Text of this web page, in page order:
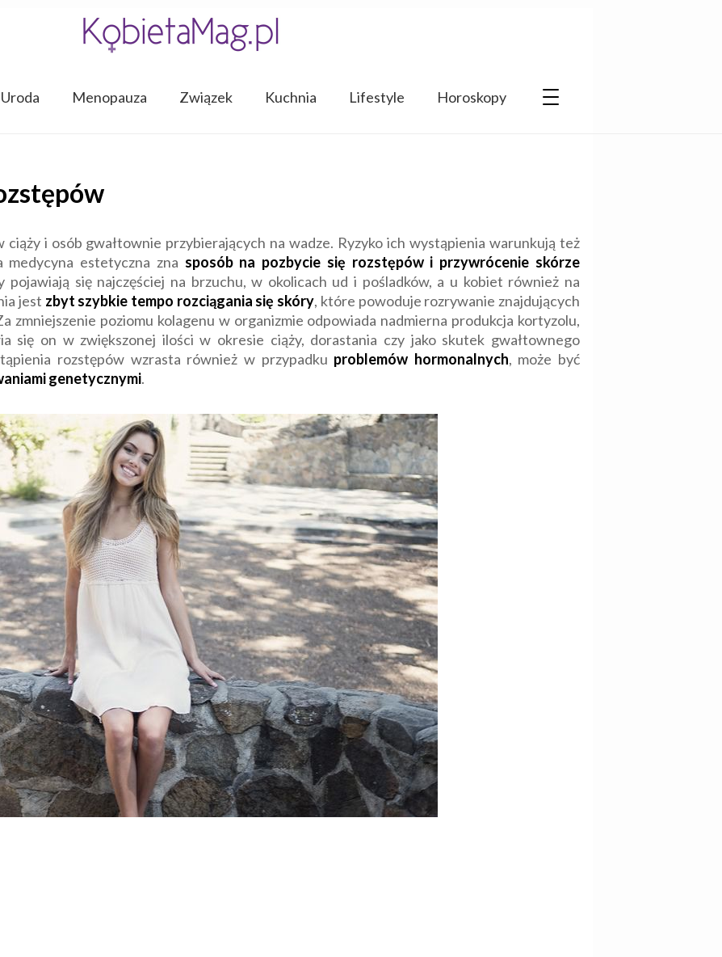
Uroda Menopauza Związek Kuchnia Lifestyle Horoskopy
ciąży i osób gwałtownie przybierających na wadze. Ryzyko ich wystąpienia warunkują też
medycyna estetyczna zna sposób na pozbycie się rozstępów i przywrócenie skórze
pojawiają się najczęściej na brzuchu, w okolicach ud i pośladków, a u kobiet również na
jest zbyt szybkie tempo rozciągania się skóry, które powoduje rozrywanie znajdujących
zmniejszenie poziomu kolagenu w organizmie odpowiada nadmierna produkcja kortyzolu,
się on w zwiększonej ilości w okresie ciąży, dorastania czy jako skutek gwałtownego
rozstępów wzrasta również w przypadku problemów hormonalnych, może być
genetycznymi.